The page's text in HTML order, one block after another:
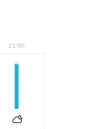
21:00